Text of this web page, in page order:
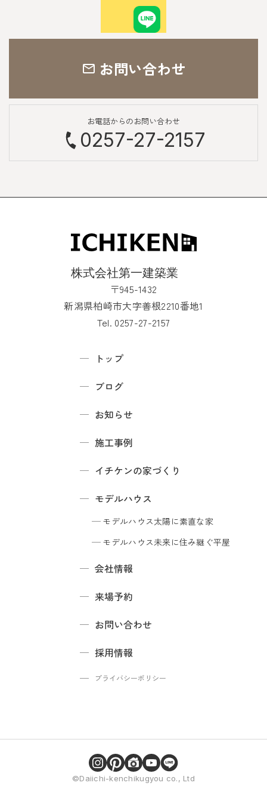
お問い合わせ
お電話からのお問い合わせ
0257-27-2157
〒945-1432
新潟県柏崎市大字善根2210番地1
Tel. 0257-27-2157
トップ
ブログ
お知らせ
施工事例
イチケンの家づくり
モデルハウス
モデルハウス太陽に素直な家
モデルハウス未来に住み継ぐ平屋
会社情報
来場予約
お問い合わせ
採用情報
プライバシーポリシー
©Daiichi-kenchikugyou co., Ltd